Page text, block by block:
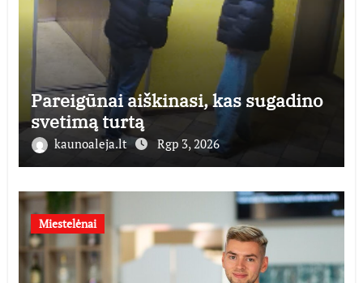
Pareigūnai aiškinasi, kas sugadino
svetimą turtą
kaunoaleja.lt Rgp 3, 2026
Miestelėnai